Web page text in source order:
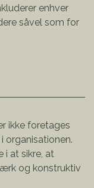
enhver
såvel som for
ikke foretages
organisationen.
i at sikre, at
og konstruktiv